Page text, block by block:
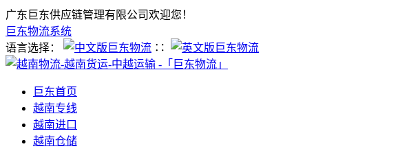
广东巨东供应链管理有限公司欢迎您！
巨东物流系统
语言选择：
∷
巨东首页
越南专线
越南进口
越南仓储